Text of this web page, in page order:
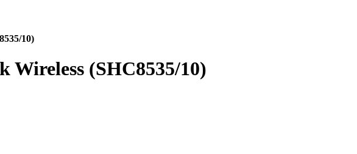
10)
Wireless (SHC8535/10)